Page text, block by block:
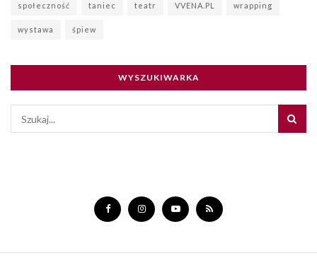
społeczność taniec teatr VVENA.PL wrapping
wystawa śpiew
WYSZUKIWARKA